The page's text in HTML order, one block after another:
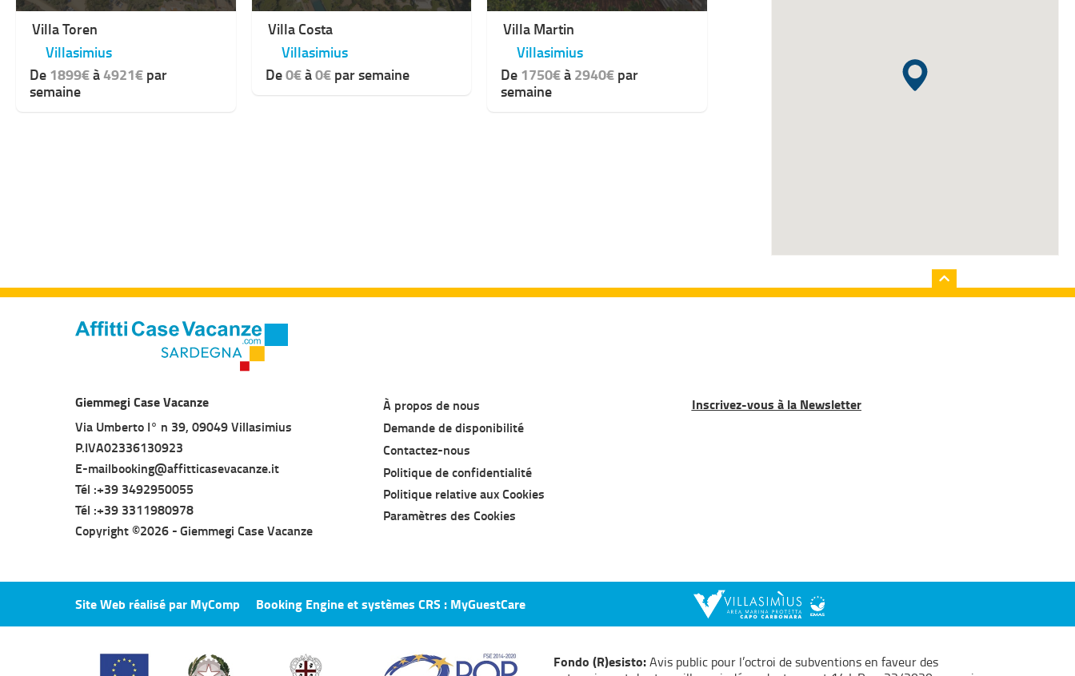
Villa Toren
Villasimius
De1899€à4921€par
semaine
Villa Costa
Villasimius
De0€à0€par semaine
Villa Martin
Villasimius
De1750€à2940€par
semaine
Giemmegi Case Vacanze
Via Umberto I° n 39, 09049 Villasimius
P.IVA02336130923
E-mailbooking@affitticasevacanze.it
Tél :+39 3492950055
Tél :+39 3311980978
Copyright ©2026 -Giemmegi Case Vacanze
À propos de nous
Demande de disponibilité
Contactez-nous
Politique de confidentialité
Politique relative aux Cookies
Paramètres des Cookies
Inscrivez-vous à la Newsletter
Site Web réalisé par MyComp Booking Engine et systèmes CRS : MyGuestCare
Fondo (R)esisto:Avis public pour l’octroi de subventions en faveur des